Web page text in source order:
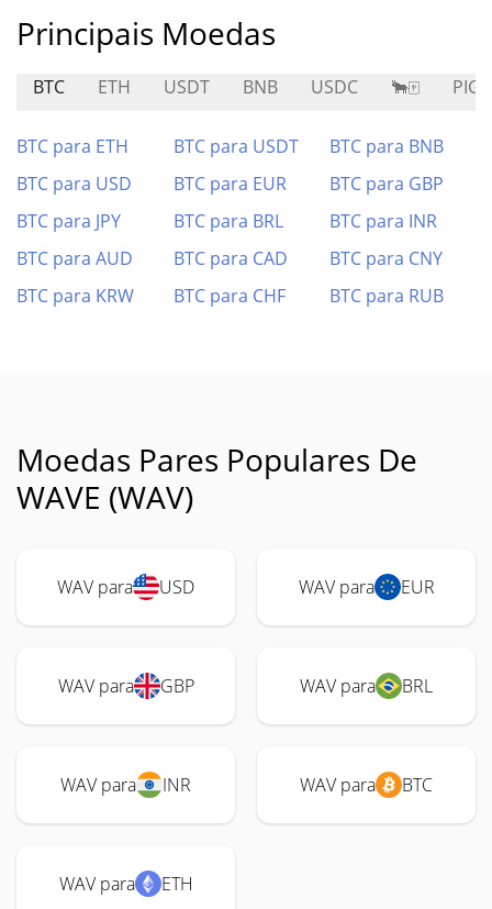
Principais Moedas
BTC ETH USDT BNB USDC 🐂🀄️
BTC para ETH BTC para USDT
BTC para BNB
BTC para USD
BTC para EUR
BTC para GBP
BTC para JPY
BTC para BRL
BTC para INR
BTC para AUD
BTC para CAD
BTC para CNY
BTC para KRW
BTC para CHF BTC para RUB
Moedas Pares Populares De
WAVE (WAV)
WAV para USD WAV para EUR
WAV para GBP WAV para BRL
WAV para INR WAV para BTC
WAV para ETH